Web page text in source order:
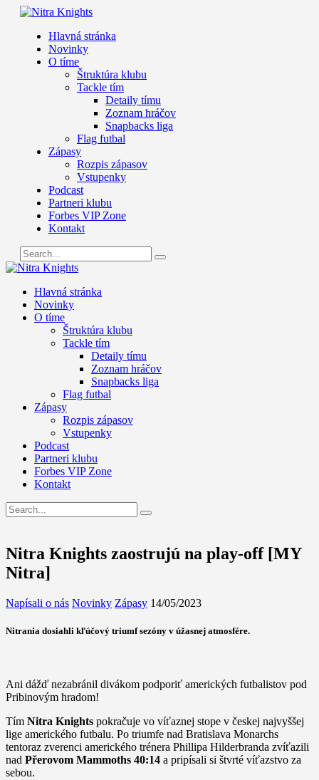
Hlavná stránka
Novinky
O tíme
Štruktúra klubu
Tackle tím
Detaily tímu
Zoznam hráčov
Snapbacks liga
Flag futbal
Zápasy
Rozpis zápasov
Vstupenky
Podcast
Partneri klubu
Forbes VIP Zone
Kontakt
Hlavná stránka
Novinky
O tíme
Štruktúra klubu
Tackle tím
Detaily tímu
Zoznam hráčov
Snapbacks liga
Flag futbal
Zápasy
Rozpis zápasov
Vstupenky
Podcast
Partneri klubu
Forbes VIP Zone
Kontakt
Nitra Knights zaostrujú na play-off [MY
Nitra]
Napísali o nás Novinky Zápasy 14/05/2023
Nitrania dosiahli kľúčový triumf sezóny v úžasnej atmosfére.
Ani dážď nezabránil divákom podporiť amerických futbalistov pod
Pribinovým hradom!
Tím Nitra Knights pokračuje vo víťaznej stope v českej najvyššej
lige amerického futbalu. Po triumfe nad Bratislava Monarchs
tentoraz zverenci amerického trénera Phillipa Hilderbranda zvíťazili
nad Přerovom Mammoths 40:14 a pripísali si štvrté víťazstvo za
sebou.